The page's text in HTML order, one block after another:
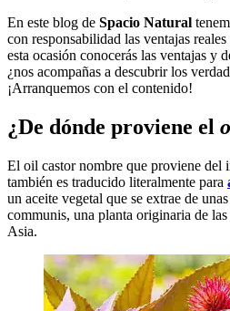
En este blog de Spacio Natural
con responsabilidad las ventajas
esta ocasión conocerás las ventajas y
¿nos acompañas a descubrir los
¡Arranquemos con el contenido!
¿De dónde proviene el
El oil castor nombre que proviene del
también es traducido literalmente para
un aceite vegetal que se extrae de
communis, una planta originaria de
Asia.